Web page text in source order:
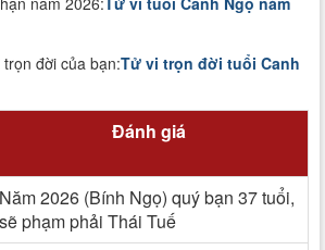
đời của bạn:Tử vi trọn đời tuổi Canh
Đánh giá
Năm 2026 (Bính Ngọ) quý bạn 37 tuổi,
sẽ phạm phải Thái Tuế